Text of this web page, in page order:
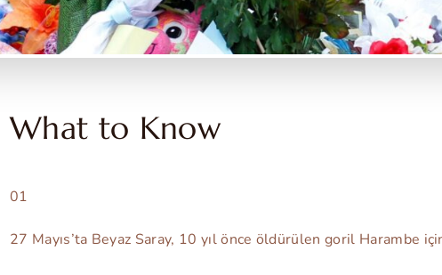
What to Know
01
27 Mayıs’ta Beyaz Saray, 10 yıl önce öldürülen goril Harambe